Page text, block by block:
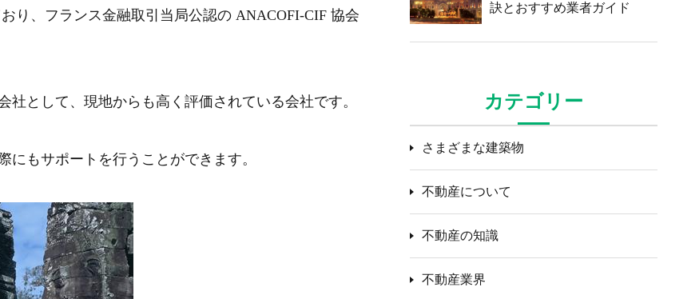
り、フランス金融取引当局公認の ANACOFI-CIF 協会
として、現地からも高く評価されている会社です。
にもサポートを行うことができます。
訣とおすすめ業者ガイド
カテゴリー
さまざまな建築物
不動産について
不動産の知識
不動産業界